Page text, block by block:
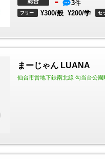
3件
フリー ¥300/般 ¥200/学 セ
まーじゃん LUANA
仙台市営地下鉄南北線 勾当台公園